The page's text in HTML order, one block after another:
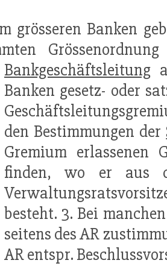
grösseren Banken
Bankgeschäftsleitung
Banken gesetz- oder
den Bestimmungen der
Gremium erlassenen
finden, wo er aus
besteht. 3. Bei manchen
seitens des AR
AR entspr.